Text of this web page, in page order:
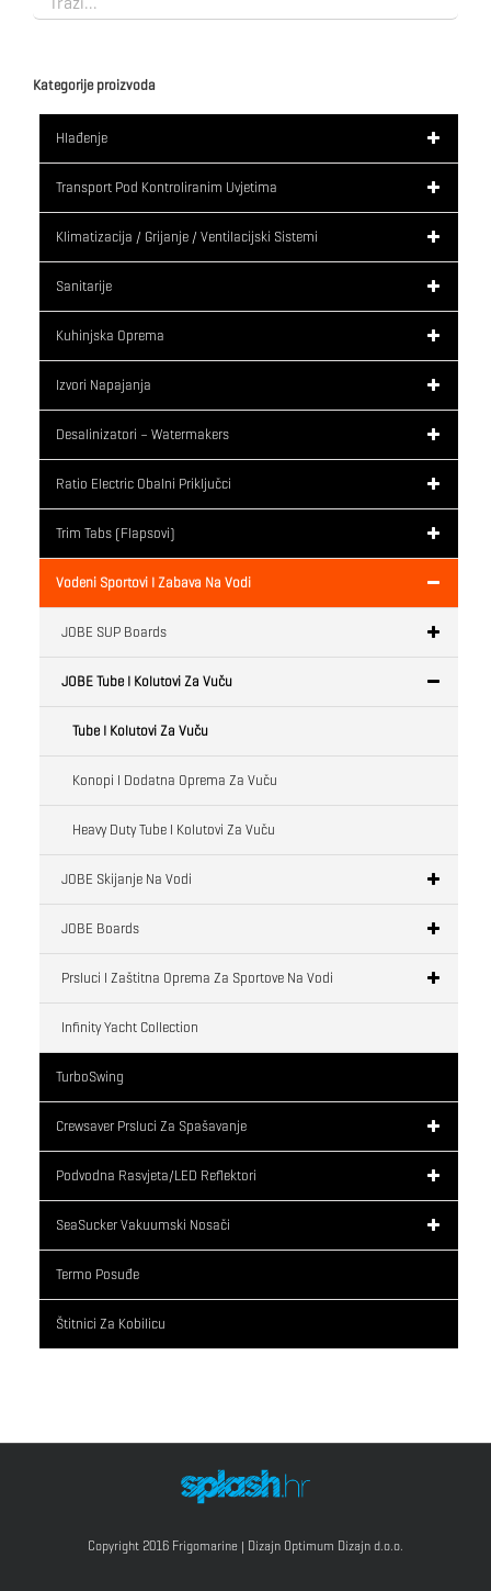
Kategorije proizvoda
Hlađenje
Transport Pod Kontroliranim Uvjetima
Klimatizacija / Grijanje / Ventilacijski Sistemi
Sanitarije
Kuhinjska Oprema
Izvori Napajanja
Desalinizatori – Watermakers
Ratio Electric Obalni Priključci
Trim Tabs (flapsovi)
Vodeni Sportovi I Zabava Na Vodi
JOBE SUP Boards
JOBE Tube I Kolutovi Za Vuču
Tube I Kolutovi Za Vuču
Konopi I Dodatna Oprema Za Vuču
Heavy Duty Tube I Kolutovi Za Vuču
JOBE Skijanje Na Vodi
JOBE Boards
Prsluci I Zaštitna Oprema Za Sportove Na Vodi
Infinity Yacht Collection
TurboSwing
Crewsaver Prsluci Za Spašavanje
Podvodna Rasvjeta/LED Reflektori
SeaSucker Vakuumski Nosači
Termo Posuđe
Štitnici Za Kobilicu
Copyright 2016 Frigomarine | Dizajn Optimum Dizajn d.o.o.